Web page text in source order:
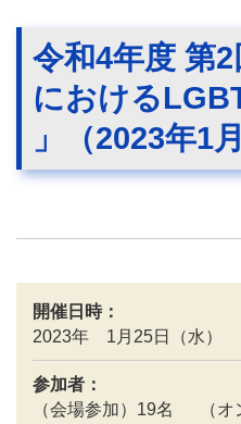
令和4年度 第
における
」（2023年1
開催日時：
2023年 1月25日（水
参加者：
（会場参加）19名 （